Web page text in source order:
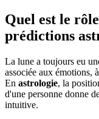
Quel est le
prédictions
La lune a toujours eu
associée aux émotions,
En astrologie, la
d'une personne donne
intuitive.